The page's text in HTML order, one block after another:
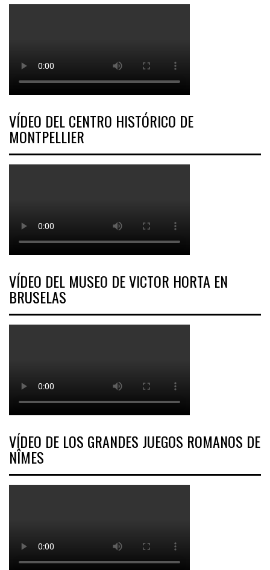
VÍDEO DEL CENTRO HISTÓRICO DE
MONTPELLIER
VÍDEO DEL MUSEO DE VICTOR HORTA EN
BRUSELAS
VÍDEO DE LOS GRANDES JUEGOS ROMANOS DE
NÎMES